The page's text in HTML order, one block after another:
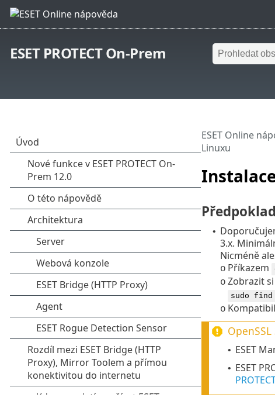
ESET PROTECT On-Prem
ESET Online
Linuxu
•
3.x.
Nicméně
o Příkazem
o Zobrazit
sudo
o
OpenSSL
• ESET
• ESET